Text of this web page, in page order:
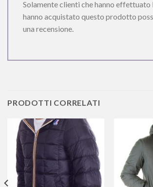
Solamente clienti che hanno effettuato
hanno acquistato questo prodotto
una recensione.
PRODOTTI CORRELATI